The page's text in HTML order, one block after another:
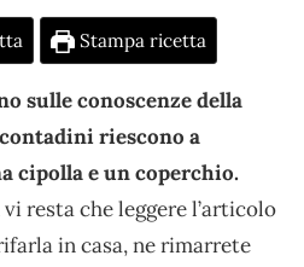
Stampa ricetta
sulle conoscenze della
riescono a
cipolla e un coperchio.
resta che leggere l’articolo
in casa, ne rimarrete